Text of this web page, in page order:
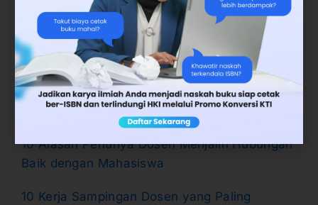
Langkah Mudah Membuat Jurnal Ilmiah Bagi
Dosen
Berikut ini Tips Menulis Buku Referensi
dengan Tim Dosen
10 Alasan Perlunya Dosen Menjalin Hubungan
Baik dengan Mahasiswa
10 Kerja Sampingan Dosen yang Paling